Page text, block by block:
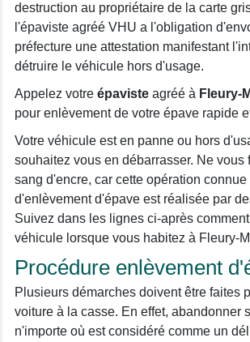
destruction au propriétaire de la carte
l'épaviste agréé VHU a l'obligation
préfecture une attestation manifestant
détruire le véhicule hors d'usage.
Appelez votre épaviste agréé à Fleury-
pour enlèvement de votre épave rapide
Votre véhicule est en panne ou hors
souhaitez vous en débarrasser. Ne vous
sang d'encre, car cette opération
d'enlèvement d'épave est réalisée par
Suivez dans les lignes ci-après
véhicule lorsque vous habitez à Fleury-
Procédure enlèvement
Plusieurs démarches doivent être faites
voiture à la casse. En effet, abandonner
n'importe où est considéré comme un